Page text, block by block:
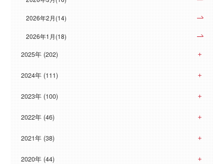
2026年2月(14)
2026年1月(18)
2025年 (202)
2024年 (111)
2023年 (100)
2022年 (46)
2021年 (38)
2020年 (44)